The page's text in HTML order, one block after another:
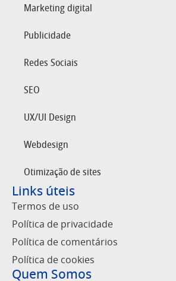
Marketing digital
Publicidade
Redes Sociais
SEO
UX/UI Design
Webdesign
Otimização de sites
Links úteis
Termos de uso
Política de privacidade
Política de comentários
Política de cookies
Quem Somos